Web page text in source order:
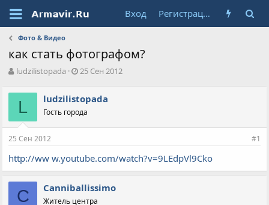
Вход Регистрация
Фото & Видео
как стать фотографом?
А
т
о
р
т
е
ы
ludzilistopada
Д
а
н
л
25 Сен 2012
L ludzilistopada
Гость города
25 Сен 2012 #1
http://ww w.youtube.com/watch?v=9LEdpVl9Cko
C Canniballissimo
Житель центра